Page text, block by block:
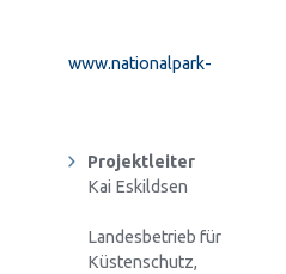
www.nationalpark-
Projektleiter
Kai Eskildsen
Landesbetrieb für
Küstenschutz,